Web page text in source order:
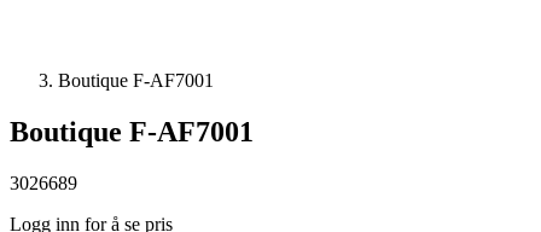
Boutique F-AF7001
Boutique F-AF7001
3026689
Logg inn for å se pris